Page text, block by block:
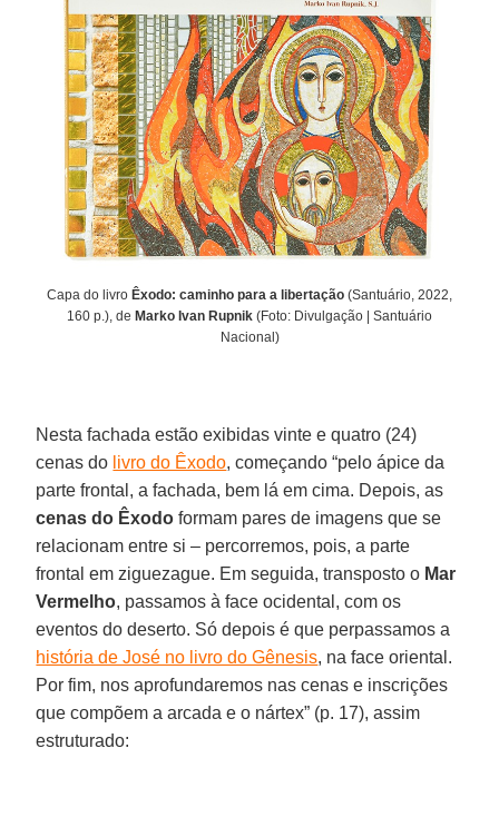
Capa do livro Êxodo: caminho para a libertação (Santuário, 2022,
160 p.), de Marko Ivan Rupnik (Foto: Divulgação | Santuário
Nacional)
Nesta fachada estão exibidas vinte e quatro (24)
cenas do livro do Êxodo, começando “pelo ápice da
parte frontal, a fachada, bem lá em cima. Depois, as
cenas do Êxodo formam pares de imagens que se
relacionam entre si – percorremos, pois, a parte
frontal em ziguezague. Em seguida, transposto o Mar
Vermelho, passamos à face ocidental, com os
eventos do deserto. Só depois é que perpassamos a
história de José no livro do Gênesis, na face oriental.
Por fim, nos aprofundaremos nas cenas e inscrições
que compõem a arcada e o nártex” (p. 17), assim
estruturado: